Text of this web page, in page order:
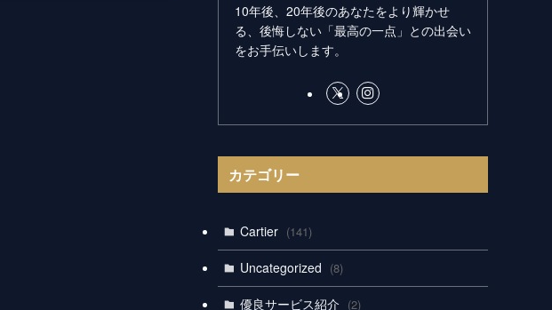
10年後、20年後のあなたをより輝かせ
る、後悔しない「最高の一点」との出会い
をお手伝いします。
カテゴリー
Cartier (141)
Uncategorized (8)
優良サービス紹介 (2)